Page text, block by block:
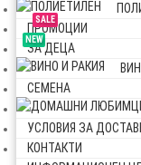
SALE
ПРОМОЦИИ
NEW
ЗА ДЕЦА
СЕМЕНА
УСЛОВИЯ ЗА
КОНТАКТИ